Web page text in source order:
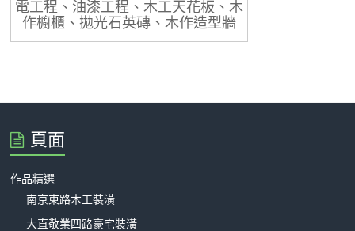
電工程、油漆工程、木工天花板、木
作櫥櫃、拋光石英磚、木作造型牆
頁面
作品精選
南京東路木工裝潢
大直敬業四路豪宅裝潢